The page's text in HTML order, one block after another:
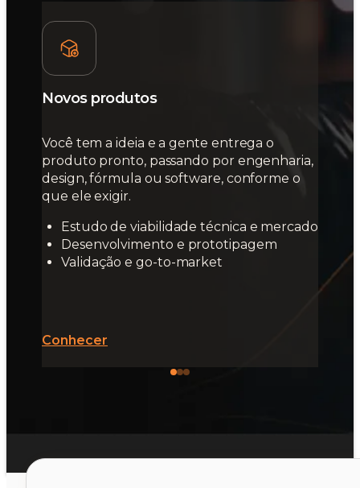
Novos produtos
Você tem a ideia e a gente entrega o
produto pronto, passando por engenharia,
design, fórmula ou software, conforme o
que ele exigir.
Estudo de viabilidade técnica e mercado
Desenvolvimento e prototipagem
Validação e go-to-market
Conhecer